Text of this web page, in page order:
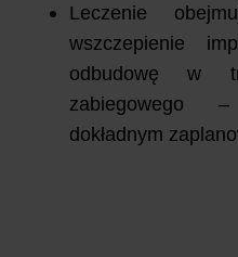
Leczenie
wszczepienie
odbudowę w
zabiegowego
dokładnym